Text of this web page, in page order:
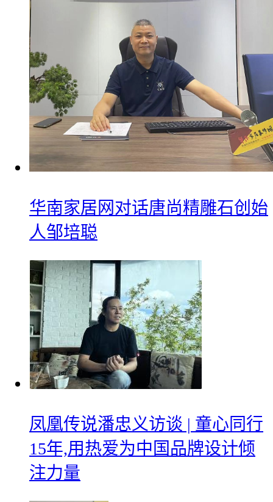
华南家居网对话唐尚精雕石创始
人邹培聪
凤凰传说潘忠义访谈 | 童心同行
15年,用热爱为中国品牌设计倾
注力量